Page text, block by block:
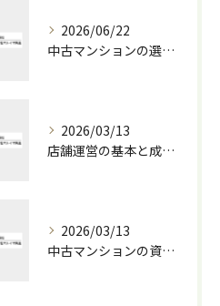
2026/06/22
中古マンションの選び方を大阪府で予算ごとに徹底解説し安全性や資産価値も見極めるコツ
2026/03/13
店舗運営の基本と成功へ導くマネジメント実践術
2026/03/13
中古マンションの資産価値を守る築年数別の選び方と下落対策ガイド